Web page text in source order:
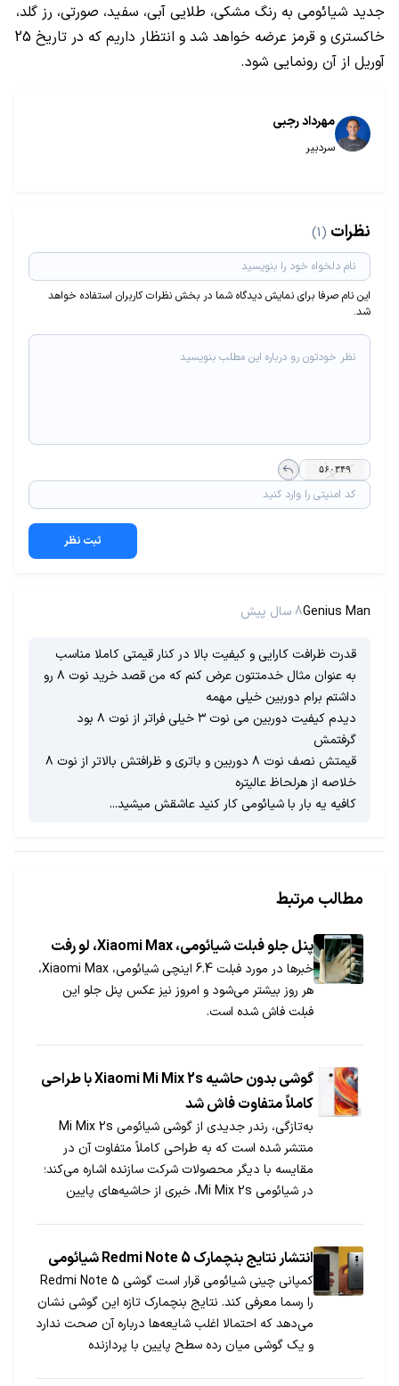
جدید شیائومی به رنگ مشکی، طلایی آبی، سفید، صورتی، رز گلد،
خاکستری و قرمز عرضه خواهد شد و انتظار داریم که در تاریخ 25
آوریل از آن رونمایی شود.
مهرداد رجبی
سردبیر
نظرات (1)
این نام صرفا برای نمایش دیدگاه شما در بخش نظرات کاربران استفاده خواهد
شد.
ثبت نظر
Genius Man8 سال پیش
قدرت ظرافت کارایی و کیفیت بالا در کنار قیمتی کاملا مناسب
به عنوان مثال خدمتتون عرض کنم که من قصد خرید نوت ۸ رو
داشتم برام دوربین خیلی مهمه
دیدم کیفیت دوربین می نوت ۳ خیلی فراتر از نوت ۸ بود
گرفتمش
قیمتش نصف نوت ۸ دوربین و باتری و ظرافتش بالاتر از نوت ۸
خلاصه از هرلحاظ عالیتره
کافیه یه بار با شیائومی کار کنید عاشقش میشید...
مطالب مرتبط
پنل جلو فبلت شیائومی، Xiaomi Max، لو رفت
خبرها در مورد فبلت 6.4 اینچی شیائومی، Xiaomi Max،
هر روز بیشتر می‌شود و امروز نیز عکس پنل جلو این
فبلت فاش شده است.
گوشی بدون حاشیه Xiaomi Mi Mix 2s با طراحی
کاملاً متفاوت فاش شد
به‌تازگی، رندر جدیدی از گوشی شیائومی Mi Mix 2s
منتشر شده است که به طراحی کاملاً متفاوت آن در
مقایسه با دیگر محصولات شرکت سازنده اشاره می‌کند؛
در شیائومی Mi Mix 2s، خبری از حاشیه‌های پایین
انتشار نتایج بنچمارک Redmi Note 5 شیائومی
کمپانی چینی شیائومی قرار است گوشی Redmi Note 5
را رسما معرفی کند. نتایج بنچمارک تازه این گوشی نشان
می‌دهد که احتمالا اغلب شایعه‌ها درباره آن صحت ندارد
و یک گوشی میان رده سطح پایین با پردازنده